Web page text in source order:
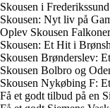
Skousen i
Skousen: Nyt liv på
Oplev Skousen
Skousen: Et Hit i
Skousen Brønderslev:
Skousen Bolbro og
Skousen Nykøbing F:
Få et godt tilbud på en